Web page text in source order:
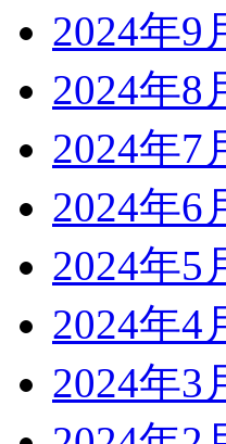
2024年9
2024年8
2024年7
2024年6
2024年5
2024年4
2024年3